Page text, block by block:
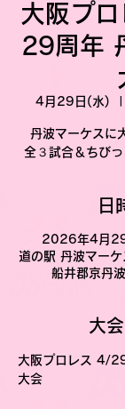
大阪プ
29周年
4月29日(水)
丹波マーケスに
全３試合＆ちび
日
2026年4月
道の駅 丹波マー
船井郡京丹
大
大阪プロレス 4/
大会